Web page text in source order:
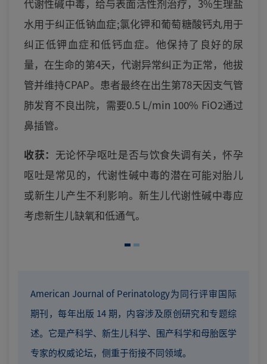
代谢性碱中毒，给与表面活性剂治疗，3%生理盐
水用于纠正低钠血症;氯化钾和葡萄糖酸钙丸用于
纠正低钾血症和低钙血症。他保持了良好的尿
量，在生命的第4天，代谢异常纠正为正常，他拔
管并维持CPAP。患者最终在出生第78天因支气管
肺发育不良出院，需要0.5 L/min 100% FiO2通过
鼻插管。
收获： 无论怀孕呕吐是否与饮食失调有关，怀孕
呕吐是常见的，代谢性碱中毒的潜在可能对胎儿
或新生儿产生不利影响。新生儿代谢性碱中毒应
考虑新生儿缺氧和低通气。
American Journal of Perinatology为同行评审国际
期刊，每年出版 14 期，内容涉及原创研究和专题综
述。它是产科学、新生儿科学、围产科学和母胎医学
专家的权威论坛，侧重于衔接不同领域。